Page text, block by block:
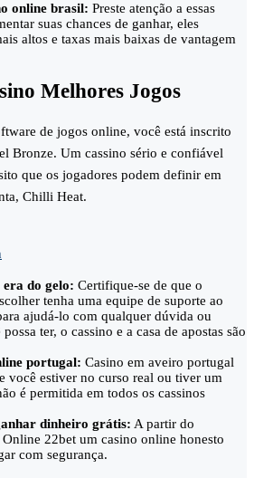
online brasil: Preste atenção a essas
suas chances de ganhar, eles
altos e taxas mais baixas de vantagem
Melhores Jogos
de jogos online, você está inscrito
Bronze. Um cassino sério e confiável
que os jogadores podem definir em
Chilli Heat.
do gelo: Certifique-se de que o
tenha uma equipe de suporte ao
ajudá-lo com qualquer dúvida ou
ter, o cassino e a casa de apostas são
portugal: Casino em aveiro portugal
você estiver no curso real ou tiver um
é permitida em todos os cassinos
dinheiro grátis: A partir do
22bet um casino online honesto
com segurança.